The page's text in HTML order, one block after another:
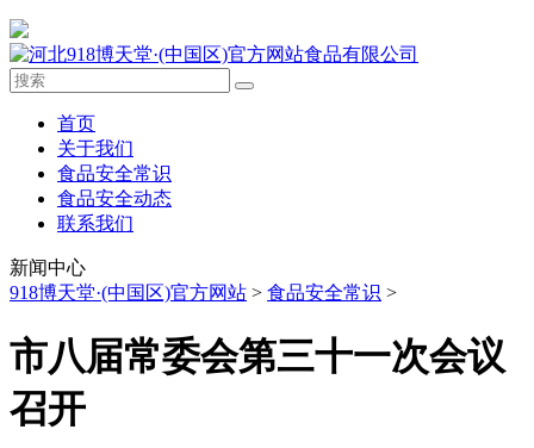
首页
关于我们
食品安全常识
食品安全动态
联系我们
新闻中心
918博天堂·(中国区)官方网站 > 食品安全常识 >
市八届常委会第三十一次会议
召开